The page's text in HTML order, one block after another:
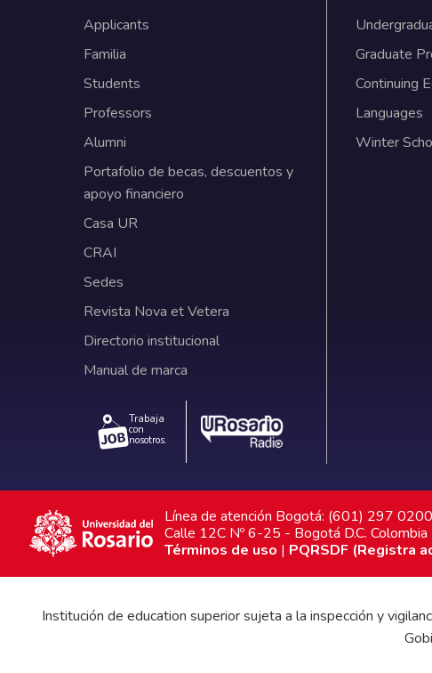
Applicants
Familia
Students
Professors
Alumni
Portafolio de becas, descuentos y
apoyo financiero
Casa UR
CRAI
Sedes
Revista Nova et Vetera
Directorio institucional
Manual de marca
Trabaja
con
nosotros.
Graduate
Continuing
Languages
Winter
Línea de atención Bogotá: (601) 297 0200
Calle 12C Nº 6-25 - Bogotá D.C. Colombia
Términos de uso | PQRSDF (Registra
Institución de education superior sujeta a la inspección y